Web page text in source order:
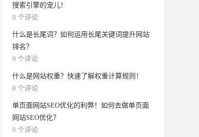
搜索引擎的宠儿！
0 个评论
什么是长尾词？如何运用长尾关键词提升网站
排名？
0 个评论
什么是网站权重？快速了解权重计算规则！
0 个评论
单页面网站SEO优化的利弊！如何去做单页面
网站SEO优化？
0 个评论